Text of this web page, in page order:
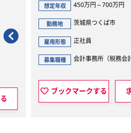
450万円～700万円
茨城県つくば市
用形態 正社員
会計事務所（税務会計業務全般）
ブックマークする 求人詳細を見る